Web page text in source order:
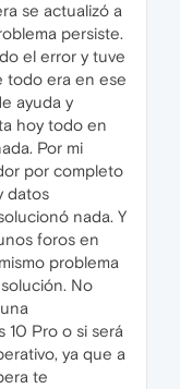
se actualizó a
persiste.
el error y tuve
todo era en ese
ayuda y
hoy todo en
Por mi
por completo
datos
nada. Y
foros en
problema
No
10 Pro o si será
ya que a
te